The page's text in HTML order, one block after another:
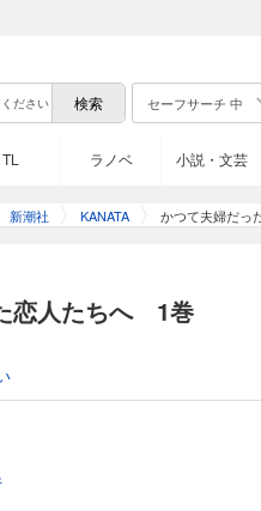
セーフサーチ 中
TL ラノベ 小説・文芸
新潮社 KANATA かつて夫婦だっ
恋人たちへ 1巻